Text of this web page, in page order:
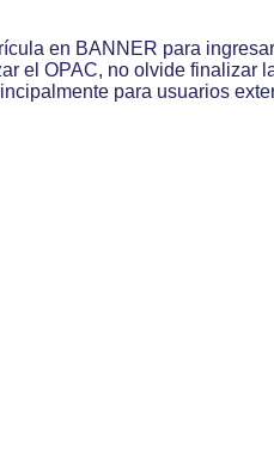
en BANNER para ingresar
el OPAC, no olvide finalizar
para usuarios